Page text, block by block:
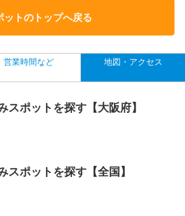
ットのトップへ戻る
営業時間など 地図・アクセス
スポットを探す【大阪府】
スポットを探す【全国】